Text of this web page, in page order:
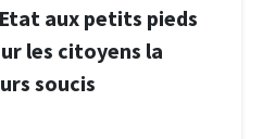
aux petits pieds
les citoyens la
soucis